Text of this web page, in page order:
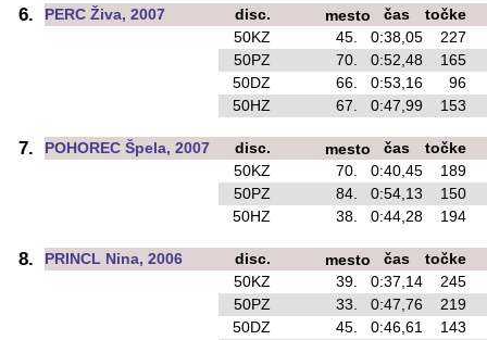
6. PERC Živa, 2007 disc. mesto čas
točke
50KZ
45. 0:38,05 227
50PZ
70. 0:52,48 165
50DZ
66. 0:53,16
96
50HZ
67. 0:47,99 153
7. POHOREC Špela, 2007 disc. mesto čas
točke
50KZ
70. 0:40,45 189
50PZ
84. 0:54,13 150
50HZ
38. 0:44,28 194
8. PRINCL Nina, 2006 disc. mesto čas
točke
50KZ
39. 0:37,14 245
50PZ
33. 0:47,76 219
50DZ
45. 0:46,61 143